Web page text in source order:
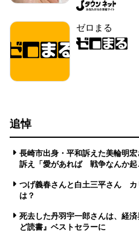
ゼロまる
追悼
長崎市出身・平和訴えた美輪明
訴え「愛があれば 戦争なんか起
つげ義春さんと白土三平さん カ
は？
死去した丹羽宇一郎さんは、経
ど読書』ベストセラーに